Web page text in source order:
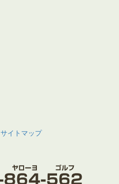
サイトマップ